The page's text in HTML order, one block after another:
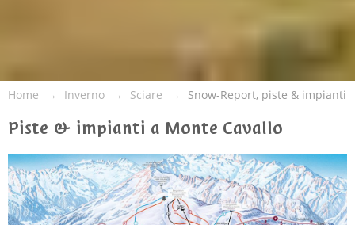
Home Inverno Sciare Snow-Report, piste & impianti
Piste & impianti a Monte Cavallo